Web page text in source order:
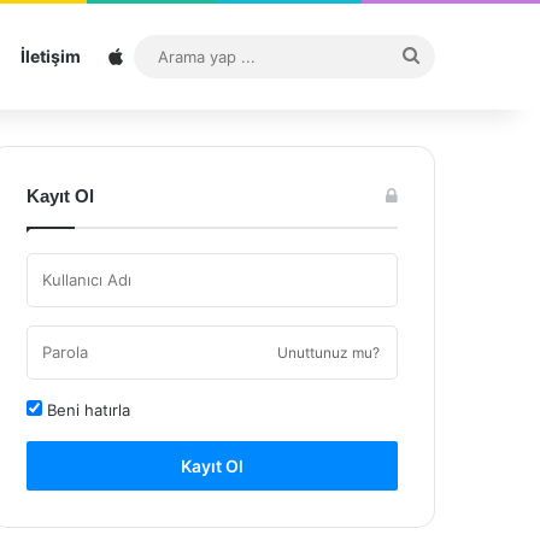
İletişim Sitemap
...
Kayıt Ol
Unuttunuz mu?
Beni hatırla
Kayıt Ol